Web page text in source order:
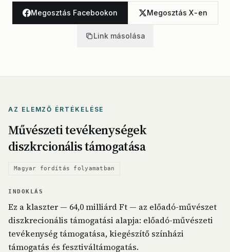
Megosztás Facebookon Megosztás X-en
Link másolása
AZ ELEMZŐ ÉRTÉKELÉSE
Művészeti tevékenységek
diszkrcionális támogatása
Magyar fordítás folyamatban
INDOKLÁS
Ez a klaszter — 64,0 milliárd Ft — az előadó-művészet
diszkrecionális támogatási alapja: előadó-művészeti
tevékenység támogatása, kiegészítő színházi
támogatás és fesztiváltámogatás.